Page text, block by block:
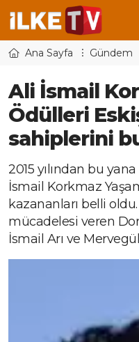
Ana Sayfa Gündem
Ali İsmail
Ödülleri
sahiplerini
2015 yılından bu
İsmail Korkmaz
kazananları belli
mücadelesi veren
İsmail Arı ve